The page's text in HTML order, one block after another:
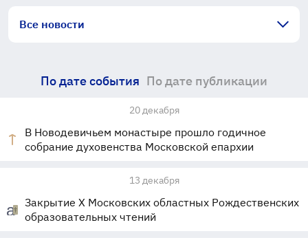
Все новости
По дате события По дате публикации
20 декабря
В Новодевичьем монастыре прошло годичное
собрание духовенства Московской епархии
13 декабря
Закрытие X Московских областных Рождественских
образовательных чтений